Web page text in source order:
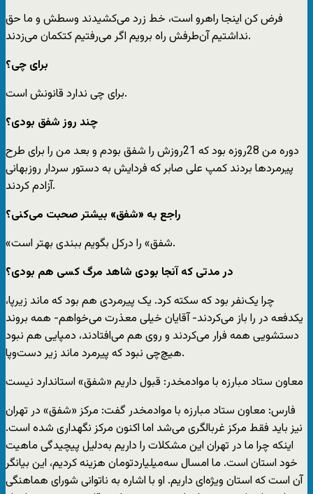
فرض کن اینجا راهرو است، خط زرد می‌کشیدند وسطش و ما حق
نداشتیم آن‌طرفش راه برویم اگر می‌رفتیم کتکمان می‌زدند.
برای چی؟
برای چی ندارد قانونش است.
چند روز شفق بودی؟
دوره من 28روزه بود که 21روزش را شفق بودم و بعد من را برای طرح
پیرمردها بردند کمپ علی صابر که فردایش به دستور سردار روزبهانی
آزادم کردند.
راجع به «شفق» بیشتر صحبت می‌کنی؟
«شفق» را درکل بگویم ببندی بهتر است.
در مدتی که آنجا بودی شاهد مرگ کسی هم بودی؟
چرا یک‌نفر بود که سکته کرد. یک پیرمردی هم بود که ماند زیرپا،
یکدفعه در را باز می‌کردند- آقایان خیلی معذرت می‌خواهم- همه بروند
دستشویی همه فرار می‌کردند و روی هم می‌افتادند، دمپایی هم نبود
هیچ‌چی نبود که پیرمرد ماند زیر دست‌وپا.
معاون ستاد مبارزه با موادمخدر: قبول داریم «شفق» استاندارد نیست
فارس: معاون ستاد مبارزه با موادمخدر گفت: مرکز «شفق» در تهران
نیز باید فقط مرکز غربالگری می‌شد اما اکنون مرکز نگهداری شده است.
اینکه چرا ما در تهران این مشکلات را داریم به‌دلیل پیچیدگی ماهیت
خود استان است. ما امسال سه‌میلیاردتومان هزینه کردیم، این بیانگر
آن است که استان ویژه‌ای داریم. او با اشاره به ناتوانی شورای هماهنگی